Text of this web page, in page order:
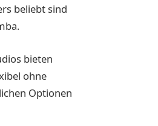
beliebt sind
bieten
ohne
Optionen